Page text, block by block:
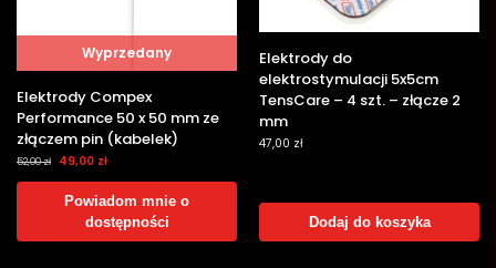
Wyprzedany
Elektrody Compex
Performance 50 x 50 mm ze
złączem pin (kabelek)
52,00zł 49,00 zł
Powiadom mnie o
dostępności
Elektrody do
elektrostymulacji 5x5cm
TensCare – 4 szt. – złącze 2
mm
47,00 zł
Dodaj do koszyka